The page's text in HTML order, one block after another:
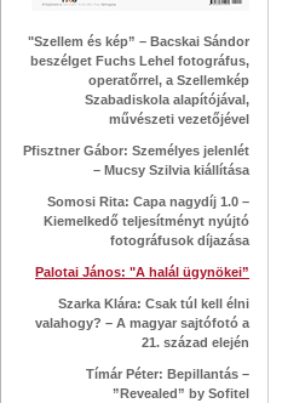
"Szellem és kép” – Bacskai Sándor
beszélget Fuchs Lehel fotográfus,
operatőrrel, a Szellemkép
Szabadiskola alapítójával,
művészeti vezetőjével
Pfisztner Gábor: Személyes jelenlét
– Mucsy Szilvia kiállítása
Somosi Rita: Capa nagydíj 1.0 –
Kiemelkedő teljesítményt nyújtó
fotográfusok díjazása
Palotai János: "A halál ügynökei”
Szarka Klára: Csak túl kell élni
valahogy? – A magyar sajtófotó a
21. század elején
Tímár Péter: Bepillantás –
”Revealed” by Sofitel